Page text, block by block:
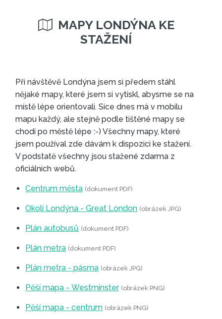
STAŽENÍ
Při návštěvě Londýna jsem si předem stáhl
nějaké mapy, které jsem si vytiskl, abysme se na
místě lépe orientovali. Sice dnes má v mobilu
mapu každý, ale stejně podle tištěné mapy se
chodí po městě lépe :-) Všechny mapy, které
jsem používal zde dávám k dispozici ke stažení.
V podstatě všechny jsou stažené zdarma z
oficiálních webů.
Centrum města (dokument PDF)
Okolí Londýna - Great London (obrázek JPG)
Plán autobusů (dokument PDF)
Plán metra (dokument PDF)
Plán metra - pásma (obrázek JPG)
Pěší mapa - Westminster (obrázek PNG)
Pěší mapa - centrum (obrázek PNG)